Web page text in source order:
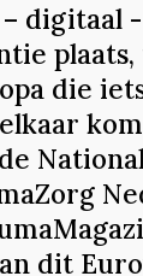
digitaal
plaats,
die
dit